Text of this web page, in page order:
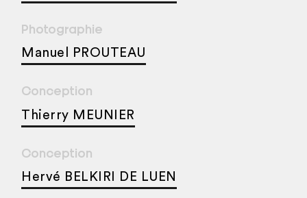
Photographie
Manuel PROUTEAU
Conception
Thierry MEUNIER
Conception
Hervé BELKIRI DE LUEN